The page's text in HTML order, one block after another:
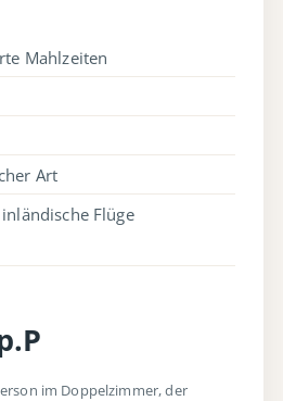
Mahlzeiten
Art
Flüge
im Doppelzimmer, der